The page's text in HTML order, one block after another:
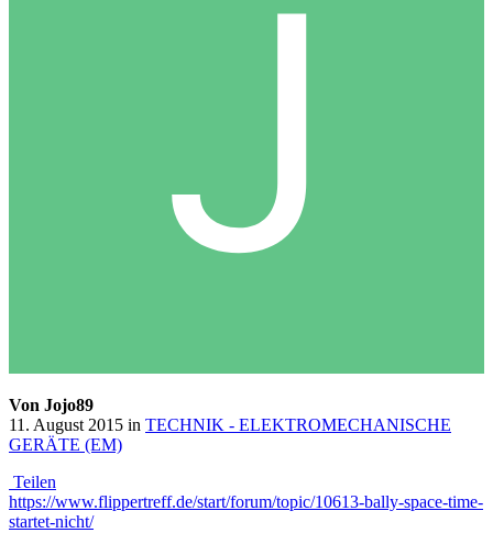
Von Jojo89
11. August 2015 in TECHNIK - ELEKTROMECHANISCHE
GERÄTE (EM)
Teilen
https://www.flippertreff.de/start/forum/topic/10613-bally-space-time-
startet-nicht/